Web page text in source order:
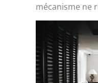
mécanisme ne